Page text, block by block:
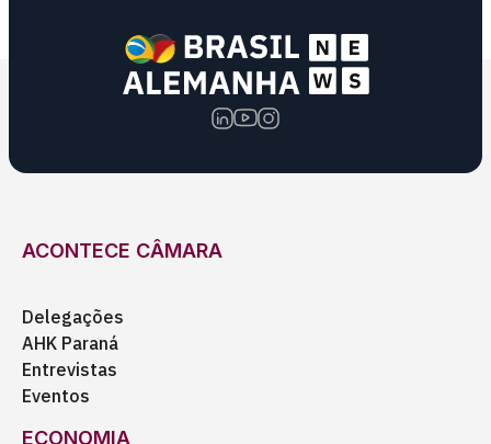
ACONTECE CÂMARA
Delegações
AHK Paraná
Entrevistas
Eventos
ECONOMIA